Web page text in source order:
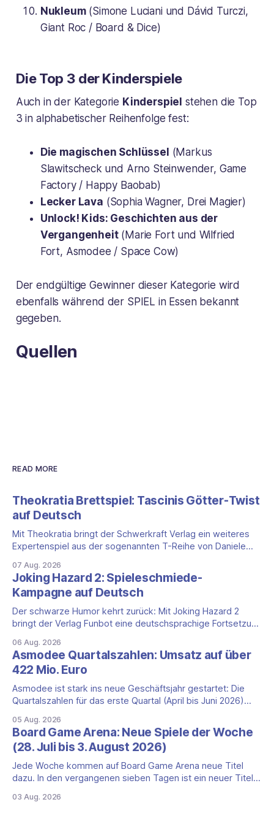
Nukleum(Simone Luciani und Dávid Turczi,
Giant Roc / Board & Dice)
Die Top 3 der Kinderspiele
Auch in der Kategorie Kinderspiel stehen die Top
3 in alphabetischer Reihenfolge fest:
Die magischen Schlüssel (Markus
Slawitscheck und Arno Steinwender, Game
Factory / Happy Baobab)
Lecker Lava (Sophia Wagner, Drei Magier)
Unlock! Kids: Geschichten aus der
Vergangenheit(Marie Fort und Wilfried
Fort, Asmodee / Space Cow)
Der endgültige Gewinner dieser Kategorie wird
ebenfalls während der SPIEL in Essen bekannt
gegeben.
Quellen
READ MORE
Theokratia Brettspiel: Tascinis Götter-Twist
auf Deutsch
Mit Theokratia bringt der Schwerkraft Verlag ein weiteres
Expertenspiel aus der sogenannten T-Reihe von Daniele
Tekhenu und Tzolk'in gehören. Der Aufhänger ist ein
ungewöhnlicher Perspektivwechsel: Sie steuern nicht die
eigene Zivilisation, sondern eine hochentwickelte
außerirdische Gottheit, die vier
07 Aug. 2026
Joking Hazard 2: Spieleschmiede-
Kampagne auf Deutsch
Der schwarze Humor kehrt zurück: Mit Joking Hazard 2
bringt der Verlag Funbot eine deutschsprachige Fortsetzung
Happiness (Explosm) auf die Spieleschmiede. Wir ordnen
ein, was die Kampagne unter dem Motto „Die fiesen
Comics sind zurück!" bietet und wo sie schweigt.
06 Aug. 2026
Asmodee Quartalszahlen: Umsatz auf über
422 Mio. Euro
Asmodee ist stark ins neue Geschäftsjahr gestartet: Die
Quartalszahlen für das erste Quartal (April bis Juni 2026)
Prozent auf 422,1 Millionen Euro. Getragen wird das
Wachstum weiter von den Sammelkartenspielen, doch
erstmals seit Monaten zeigt auch das klassische
Brettspielgeschäft wieder
05 Aug. 2026
Board Game Arena: Neue Spiele der Woche
(28. Juli bis 3. August 2026)
Jede Woche kommen auf Board Game Arena neue Titel
dazu. In den vergangenen sieben Tagen ist ein neuer Titel
bekanntesten kooperativen Zombiespiele. Wir stellen dir
03 Aug. 2026